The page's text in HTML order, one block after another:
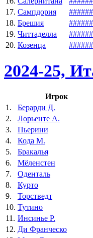
17. Сампдория ######
18. Брешия ######
19. Читтаделла ######
20. Козенца ######
2024-25,
Игрок
1.
Берарди Д.
2.
Лорьенте А.
3.
Пьерини
4.
Кода М.
5.
Бракалья
6.
Мёленстен
7.
Оденталь
8.
Курто
9.
Торстведт
10. Тутино
11. Инсинье Р.
12. Ди Франческо